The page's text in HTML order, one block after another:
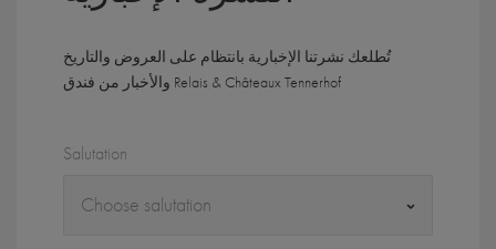
تُطلعك نشرتنا الإخبارية بانتظام على العروض والتاريخ
والأخبار من فندق Relais & Châteaux Tennerhof
Salutation